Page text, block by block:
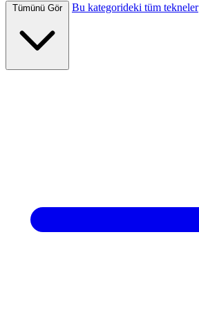
Tümünü Gör Bu kategorideki tüm tekneler